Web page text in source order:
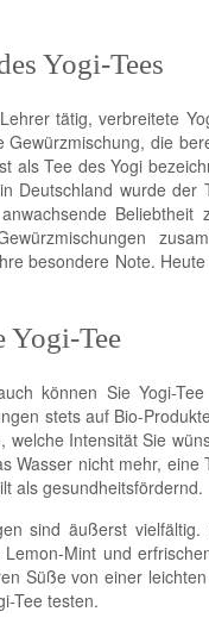
Yogi-Tees
tätig, verbreitete
Gewürzmischung, die
als Tee des Yogi
Deutschland wurde
besondere Note.
Yogi-Tee
können Sie Yogi-
stets auf Bio-
welche Intensität Sie
Wasser nicht mehr,
als gesundheitsfördernd.
sind äußerst
Mint und
Süße von einer
Tee testen.